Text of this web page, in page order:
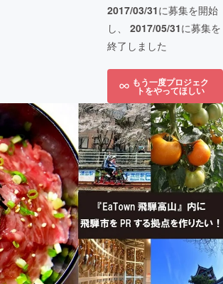
2017/03/31に募集を開始
し、 2017/05/31に募集を
終了しました
もう一度プロジェク
トをやってほしい